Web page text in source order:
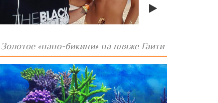
Золотое «нано-бикини» на пляже Гаити